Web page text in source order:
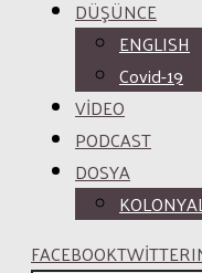
DÜŞÜNCE
ENGLISH
Covid-19
VİDEO
PODCAST
DOSYA
FACEBOOKTWITTER